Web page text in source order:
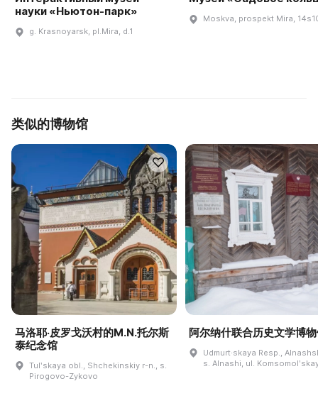
науки «Ньютон-парк»
g. Krasnoyarsk, pl.Mira, d.1
Moskva, prospekt Mira,
类似的博物馆
马洛耶·皮罗戈沃村的M.N.托尔斯
泰纪念馆
Tulʹskaya obl., Shchekinskiy r-n., s.
Pirogovo-Zykovo
阿尔纳什联合历史文学博
Udmurt·skaya Resp.,
s. Alnashi, ul.